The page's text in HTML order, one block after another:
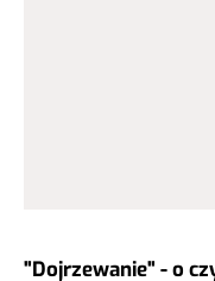
"Dojrzewanie" - o